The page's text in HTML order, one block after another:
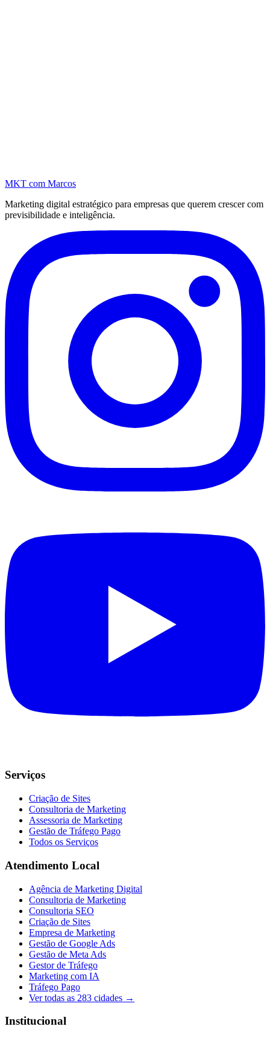
MKT com Marcos
Marketing digital estratégico para empresas que querem crescer com
previsibilidade e inteligência.
Serviços
Criação de Sites
Consultoria de Marketing
Assessoria de Marketing
Gestão de Tráfego Pago
Todos os Serviços
Atendimento Local
Agência de Marketing Digital
Consultoria de Marketing
Consultoria SEO
Criação de Sites
Empresa de Marketing
Gestão de Google Ads
Gestão de Meta Ads
Gestor de Tráfego
Marketing com IA
Tráfego Pago
Ver todas as 283 cidades →
Institucional